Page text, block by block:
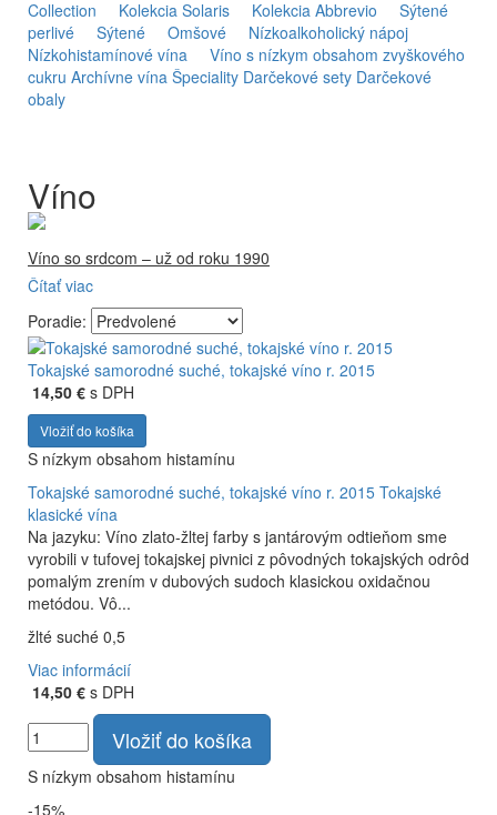
Collection
Kolekcia Solaris Kolekcia Abbrevio
Sýtené
perlivé
Sýtené Omšové
Nízkoalkoholický nápoj
Nízkohistamínové vína
Víno s nízkym obsahom zvyškového
cukru Archívne vína Špeciality Darčekové sety Darčekové
obaly
Víno
Víno so srdcom – už od roku 1990
Firma Ostrožovič je najstaršou privátnou firmou na
slovenskom Tokaji.
Vyrábame kvalitné odrodové a výberové vína. Ako prví sme
priniesli na slovenský trh sólo spracované vína z tokajských
odrôd Furmint, Lipovina a Muškát žltý reduktívnou
technológiou. Hrozno spracúvame najmodernejšími
technológiami, vrátane riadenej fermentácie.
Čítať viac
Poradie:
Tokajské samorodné suché, tokajské víno r. 2015
14,50 € s DPH
Vložiť do košíka
S nízkym obsahom histamínu
Tokajské samorodné suché, tokajské víno r. 2015 Tokajské
klasické vína
Na jazyku: Víno zlato-žltej farby s jantárovým odtieňom sme
vyrobili v tufovej tokajskej pivnici z pôvodných tokajských odrôd
pomalým zrením v dubových sudoch klasickou oxidačnou
metódou. Vô...
žlté suché 0,5
Viac informácií
14,50 € s DPH
Vložiť do košíka
S nízkym obsahom histamínu
-15%